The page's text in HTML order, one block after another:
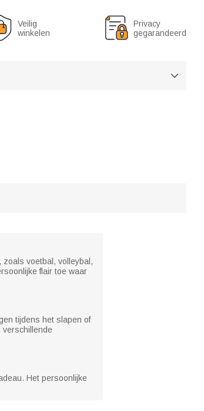
Veilig
winkelen
Privacy
gegarandeerd

voetbal, volleybal,
flair toe waar
tijdens het slapen of
verschillende
Het persoonlijke